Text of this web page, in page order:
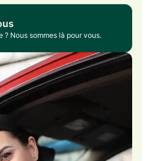
? Nous sommes là pour vous.